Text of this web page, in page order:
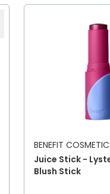
BENEFIT
Juice Stick -
Blush Stick